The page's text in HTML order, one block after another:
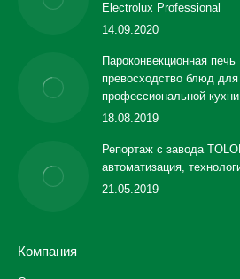
Electrolux Professional
14.09.2020
Пароконвекционная
превосходство блюд
профессиональной кухни
18.08.2019
Репортаж с завода
автоматизация,
21.05.2019
Компания